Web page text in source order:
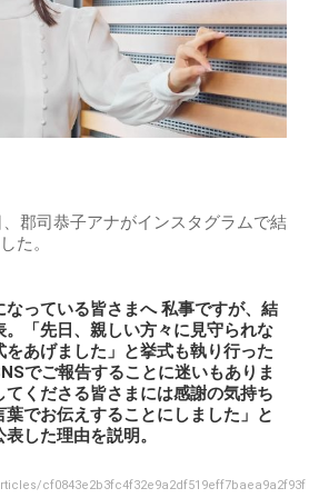
郡司恭子アナがインスタグラムで結
た。
っている皆さまへ 私事ですが、結
「先日、親しい方々に見守られな
あげました」と挙式も執り行った
でご報告することに迷いもありま
てくださる皆さまには感謝の気持ち
でお伝えすることにしました」と
した理由を説明。
cf0843e2b3fc4f32e9a2df519eff7baea9a2f93f